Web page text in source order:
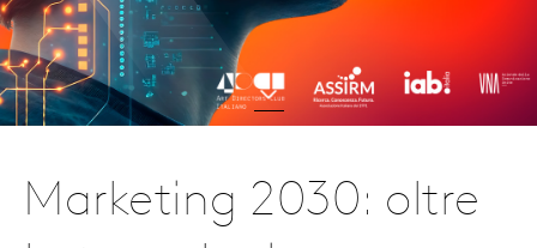
Marketing 2030: oltre